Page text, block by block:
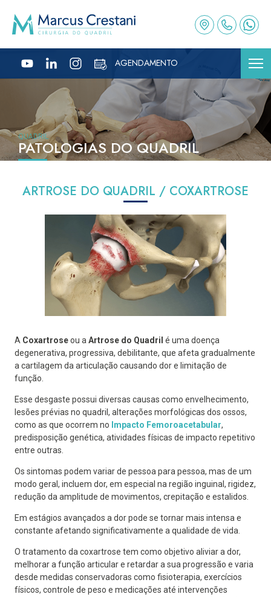
AGENDAMENTO
QUADRIL
PATOLOGIAS DO QUADRIL
ARTROSE DO QUADRIL / COXARTROSE
A Coxartroseou a Artrose do Quadril é uma doença
degenerativa, progressiva, debilitante, que afeta gradualmente
a cartilagem da articulação causando dor e limitação de
função.
Esse desgaste possui diversas causas como envelhecimento,
lesões prévias no quadril, alterações morfológicas dos ossos,
como as que ocorrem no Impacto Femoroacetabular,
predisposição genética, atividades físicas de impacto repetitivo
entre outras.
Os sintomas podem variar de pessoa para pessoa, mas de um
modo geral, incluem dor, em especial na região inguinal, rigidez,
redução da amplitude de movimentos, crepitação e estalidos.
Em estágios avançados a dor pode se tornar mais intensa e
constante afetando significativamente a qualidade de vida.
O tratamento da coxartrose tem como objetivo aliviar a dor,
melhorar a função articular e retardar a sua progressão e varia
desde medidas conservadoras como fisioterapia, exercícios
físicos, controle de peso e medicações até intervenções